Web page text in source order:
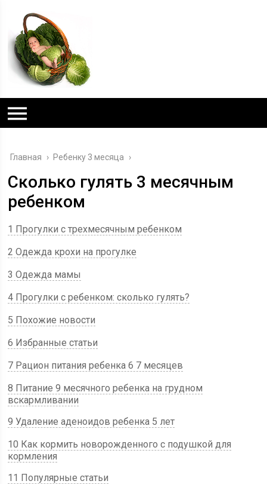
Главная › Ребенку 3 месяца ›
Сколько гулять 3 месячным
ребенком
1 Прогулки с трехмесячным ребенком
2 Одежда крохи на прогулке
3 Одежда мамы
4 Прогулки с ребенком: сколько гулять?
5 Похожие новости
6 Избранные статьи
7 Рацион питания ребенка 6 7 месяцев
8 Питание 9 месячного ребенка на грудном
вскармливании
9 Удаление аденоидов ребенка 5 лет
10 Как кормить новорожденного с подушкой для
кормления
11 Популярные статьи